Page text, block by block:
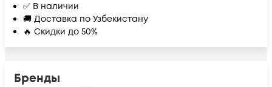
✅ В наличии
🚚 Доставка по Узбекистану
🔥 Скидки до 50%
Бренды